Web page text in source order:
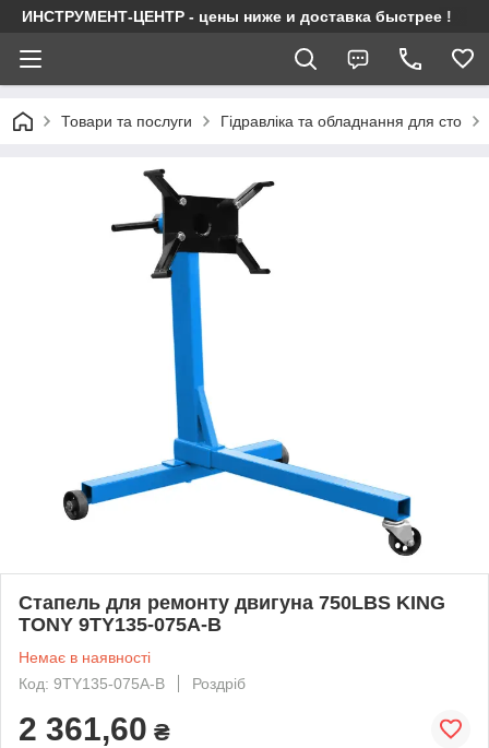
ИНСТРУМЕНТ-ЦЕНТР - цены ниже и доставка быстрее !
Товари та послуги Гідравліка та обладнання для сто
Стапель для ремонту двигуна 750LBS KING
TONY 9TY135-075A-B
Немає в наявності
Код: 9TY135-075A-B
Роздріб
2 361,60 ₴